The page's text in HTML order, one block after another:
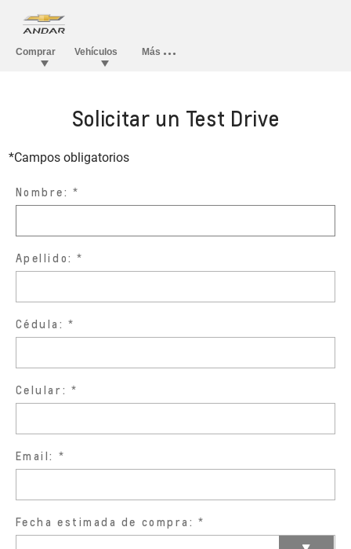
Solicitar un Test Drive
*Campos obligatorios
Nombre:
Apellido:
Cédula:
Celular:
Email:
Fecha estimada de compra: